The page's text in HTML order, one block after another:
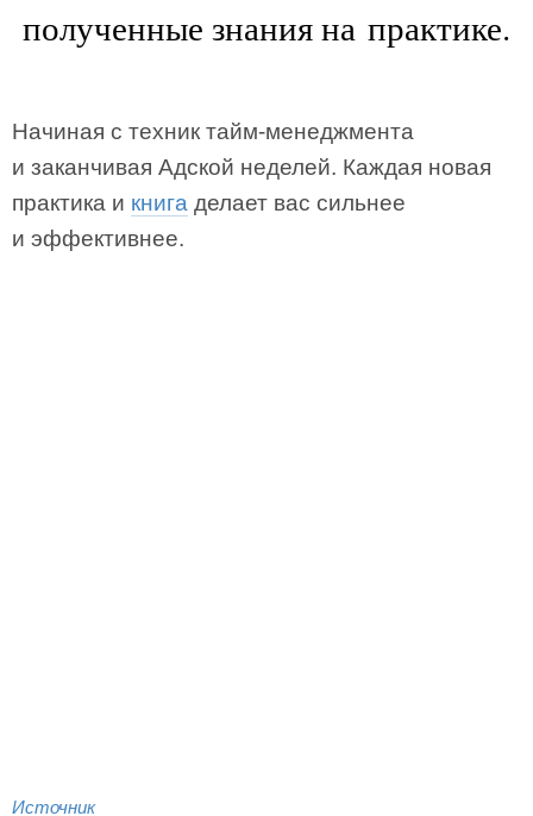
полученные знания на практике.
Начиная с техник тайм-менеджмента
и заканчивая Адской неделей. Каждая новая
практика и книга делает вас сильнее
и эффективнее.
Источник